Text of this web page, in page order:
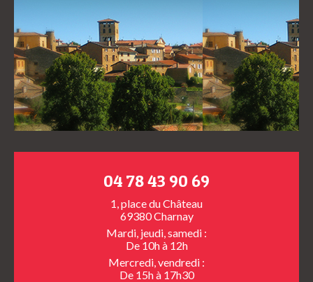
04 78 43 90 69
1, place du Château
69380 Charnay
Mardi, jeudi, samedi :
De 10h à 12h
Mercredi, vendredi :
De 15h à 17h30